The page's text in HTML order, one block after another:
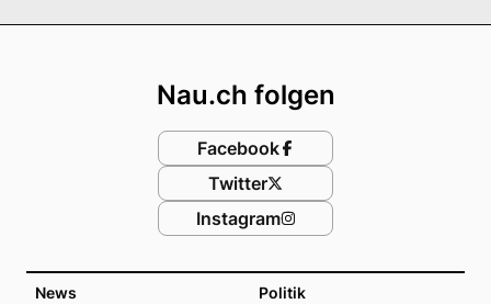
News Politik
Nau.ch folgen
Facebook
Twitter
Instagram